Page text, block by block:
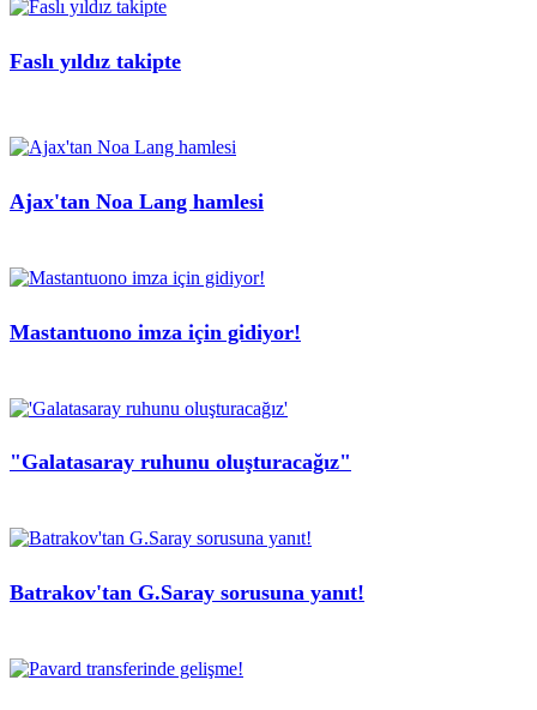
Faslı yıldız takipte
Ajax'tan Noa Lang hamlesi
Mastantuono imza için gidiyor!
"Galatasaray ruhunu oluşturacağız"
Batrakov'tan G.Saray sorusuna yanıt!